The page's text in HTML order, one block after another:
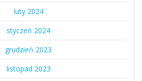
luty 2024
styczeń 2024
grudzień 2023
listopad 2023